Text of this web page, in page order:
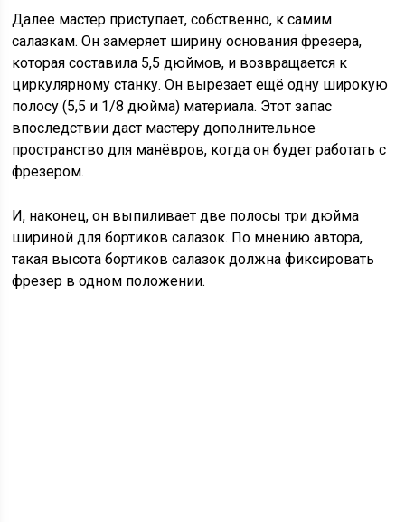
Далее мастер приступает, собственно, к самим
салазкам. Он замеряет ширину основания фрезера,
которая составила 5,5 дюймов, и возвращается к
циркулярному станку. Он вырезает ещё одну широкую
полосу (5,5 и 1/8 дюйма) материала. Этот запас
впоследствии даст мастеру дополнительное
пространство для манёвров, когда он будет работать с
фрезером.
И, наконец, он выпиливает две полосы три дюйма
шириной для бортиков салазок. По мнению автора,
такая высота бортиков салазок должна фиксировать
фрезер в одном положении.